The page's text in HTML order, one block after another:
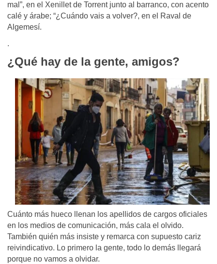
mal”, en el Xenillet de Torrent junto al barranco, con acento
calé y árabe; “¿Cuándo vais a volver?, en el Raval de
Algemesí.
.
¿Qué hay de la gente, amigos?
Cuánto más hueco llenan los apellidos de cargos oficiales
en los medios de comunicación, más cala el olvido.
También quién más insiste y remarca con supuesto cariz
reivindicativo. Lo primero la gente, todo lo demás llegará
porque no vamos a olvidar.